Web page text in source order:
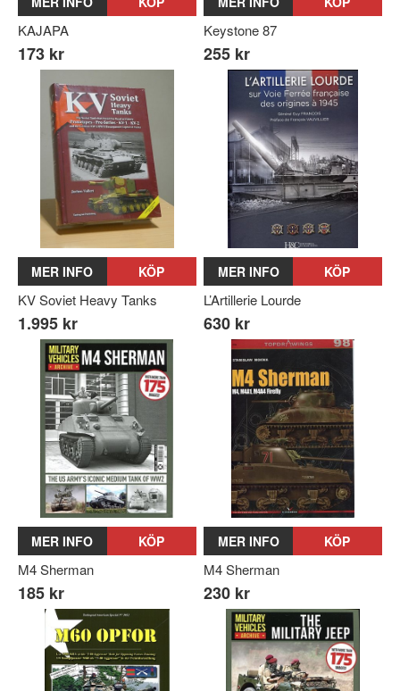
KAJAPA
173 kr
Keystone 87
255 kr
MER INFO KÖP
KV Soviet Heavy Tanks
1.995 kr
MER INFO KÖP
L’Artillerie Lourde
630 kr
MER INFO KÖP
M4 Sherman
185 kr
MER INFO KÖP
M4 Sherman
230 kr